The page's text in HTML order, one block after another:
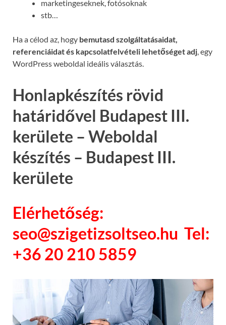
marketingeseknek, fotósoknak
stb…
Ha a célod az, hogy bemutasd szolgáltatásaidat,
referenciáidat és kapcsolatfelvételi lehetőséget adj , egy
WordPress weboldal ideális választás.
Honlapkészítés rövid
határidővel Budapest III.
kerülete – Weboldal
készítés – Budapest III.
kerülete
Elérhetőség:
seo@szigetizsoltseo.hu Tel:
+36 20 210 5859